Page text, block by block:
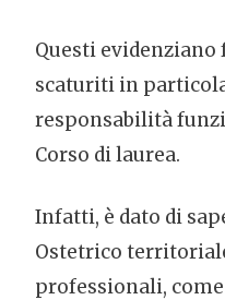
Questi
scaturiti in
responsabilità
Corso di laurea.
Infatti, è dato di
Ostetrico
professionali, come